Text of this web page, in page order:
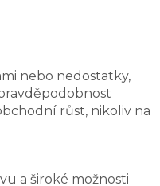
nebo nedostatky,
růst, nikoliv na
a široké možnosti